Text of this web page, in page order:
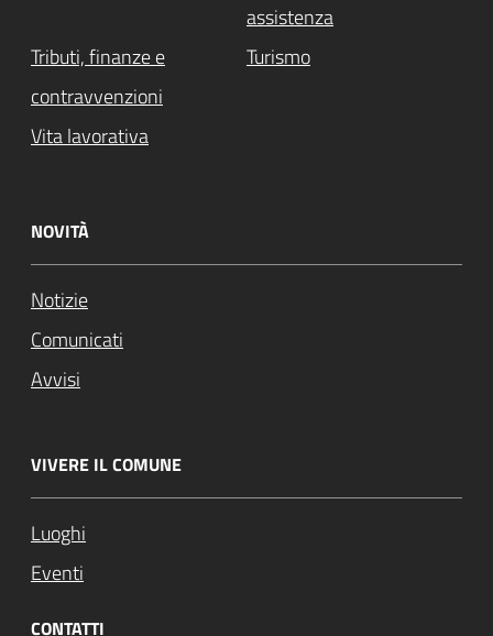
assistenza
Tributi, finanze e
contravvenzioni
Turismo
Vita lavorativa
NOVITÀ
Notizie
Comunicati
Avvisi
VIVERE IL COMUNE
Luoghi
Eventi
CONTATTI